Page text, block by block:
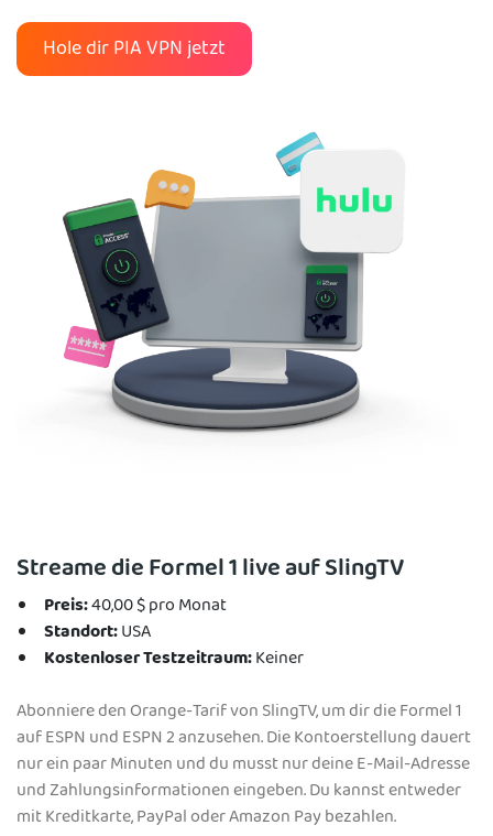
Hole dir PIA VPN jetzt
Streame die Formel 1 live auf SlingTV
Preis:40,00 $ pro Monat
Standort:USA
Kostenloser Testzeitraum:Keiner
Abonniere den Orange-Tarif von SlingTV, um dir die Formel 1
auf ESPN und ESPN 2 anzusehen. Die Kontoerstellung dauert
nur ein paar Minuten und du musst nur deine E-Mail-Adresse
und Zahlungsinformationen eingeben. Du kannst entweder
mit Kreditkarte, PayPal oder Amazon Pay bezahlen.